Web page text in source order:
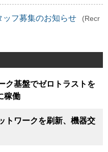
ッフ募集のお知らせ
(Recr
ク基盤でゼロトラストを
稼働
トワークを刷新、機器交